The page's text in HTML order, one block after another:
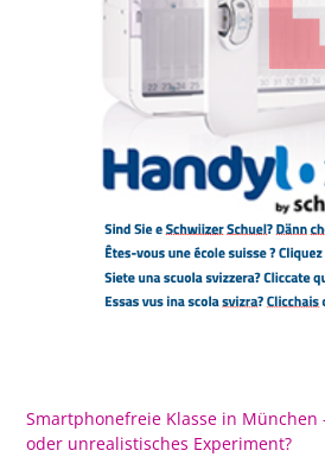
Smartphonefreie Klasse in
oder unrealistisches Experiment?